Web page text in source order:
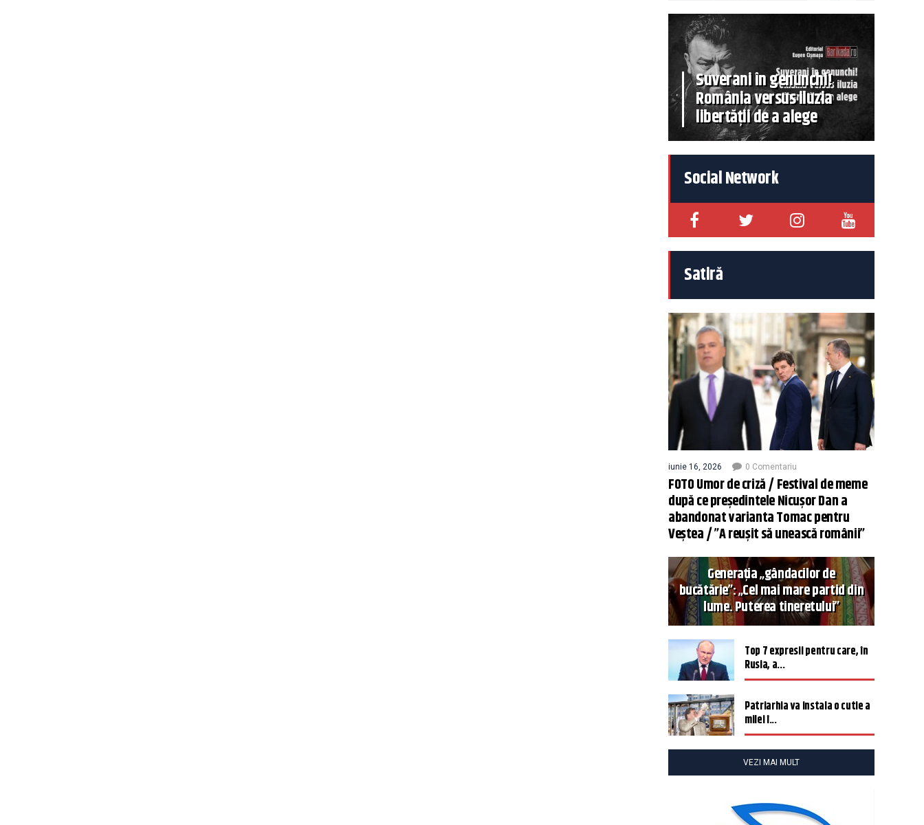
Suverani în genunchi!
România versus iluzia
libertății de a alege
Social Network
Satiră
iunie 16, 2026 0 Comentariu
FOTO Umor de criză / Festival de meme
după ce președintele Nicușor Dan a
abandonat varianta Tomac pentru
Veștea / ”A reușit să unească românii”
Generația „gândacilor de
bucătărie”: „Cel mai mare partid din
lume. Puterea tineretului”
Top 7 expresii pentru care, în
Rusia, a...
Patriarhia va instala o cutie a
milei î...
VEZI MAI MULT